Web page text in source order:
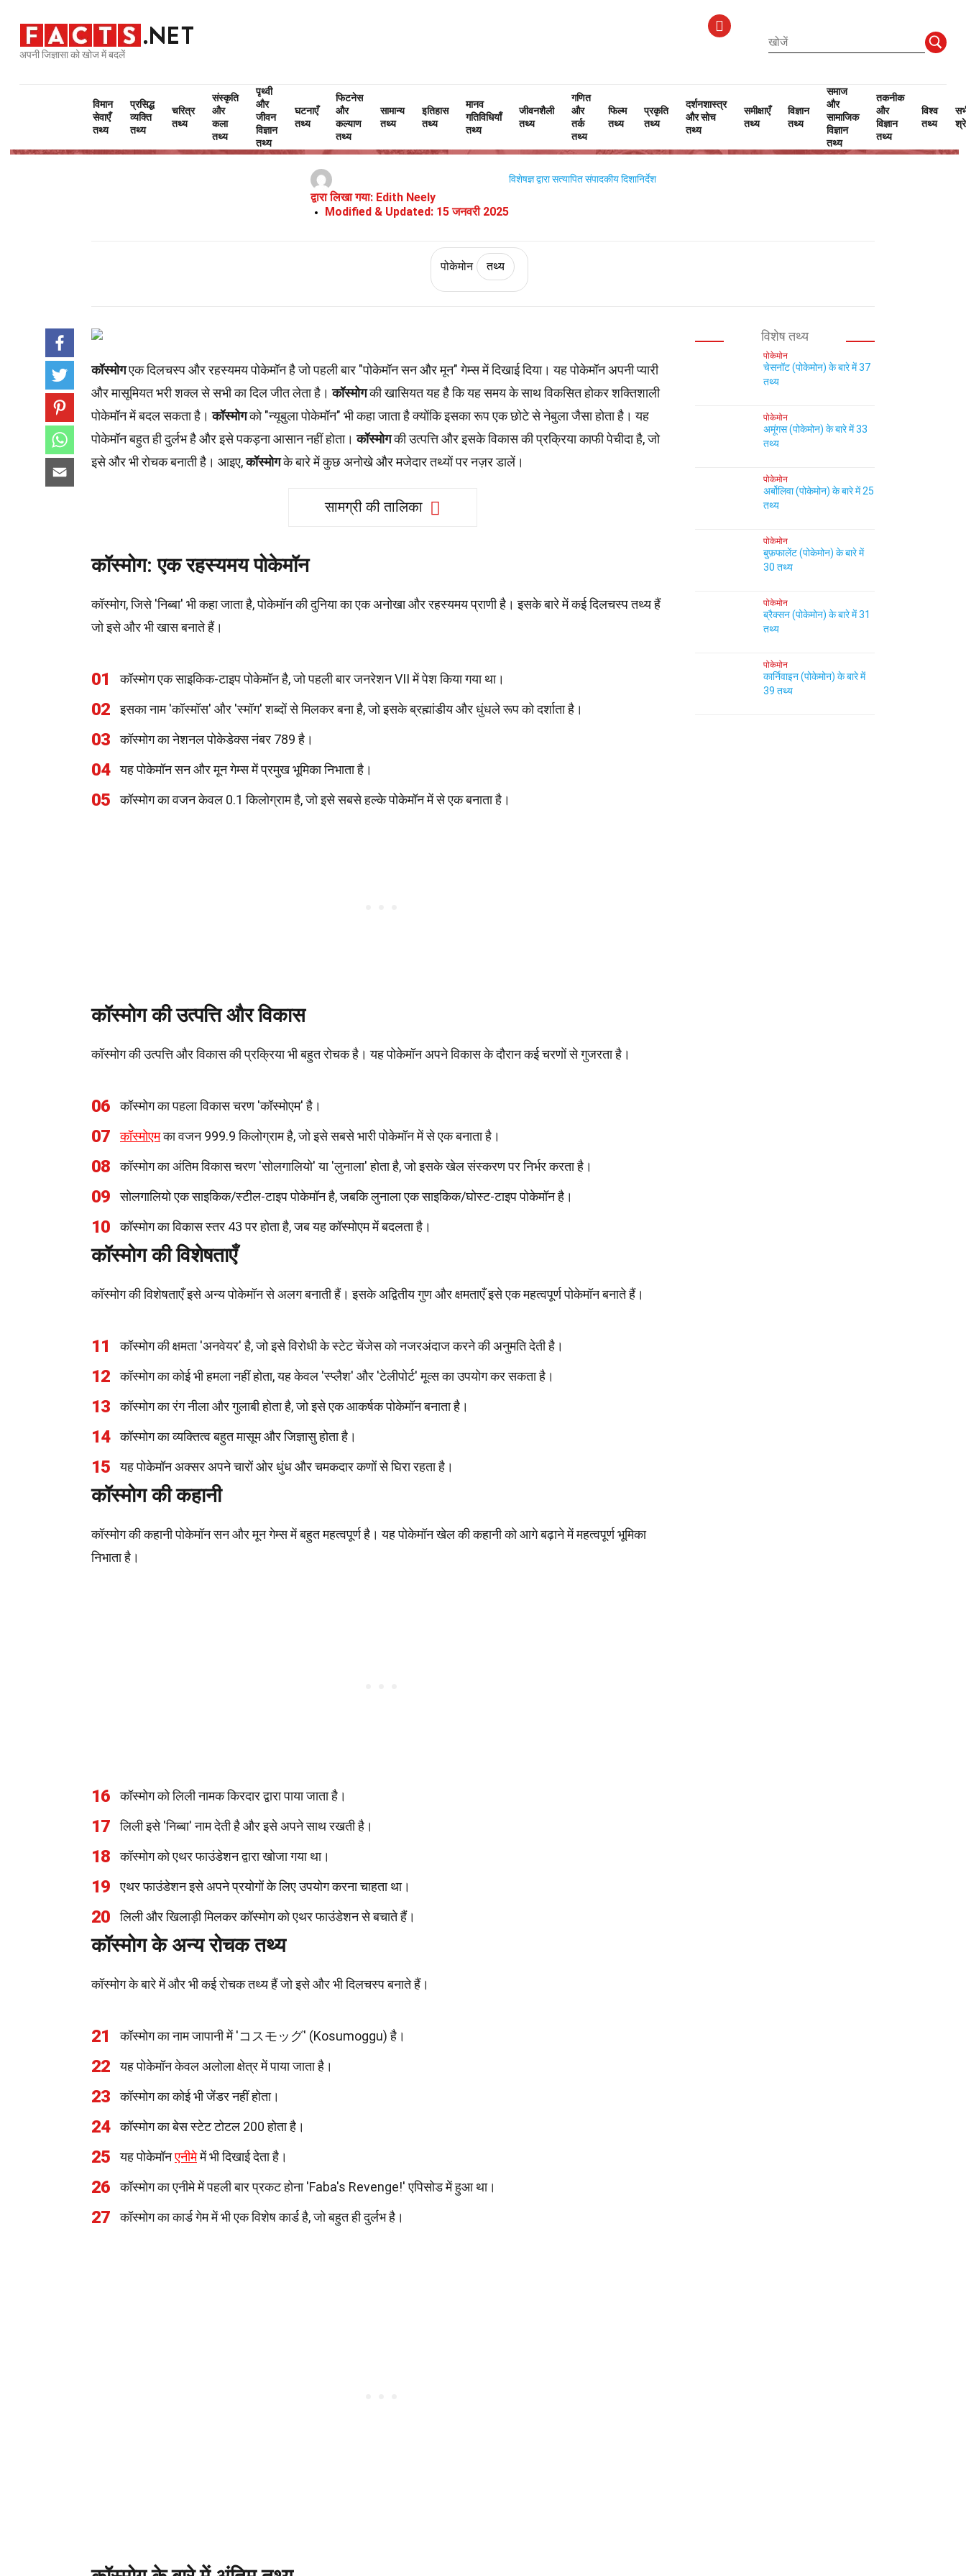
अपनी जिज्ञासा को खोज में बदलें
विमान
सेवाएँ
तथ्य
प्रसिद्ध
व्यक्ति
तथ्य
चरित्र
तथ्य
संस्कृति
और
कला
तथ्य
पृथ्वी
और
जीवन
विज्ञान
तथ्य
घटनाएँ
तथ्य
फिटनेस
और
कल्याण
तथ्य
सामान्य
तथ्य
इतिहास
तथ्य
मानव
गतिविधियाँ
तथ्य
जीवनशैली
तथ्य
गणित
और
तर्क
तथ्य
फिल्म
तथ्य
प्रकृति
तथ्य
दर्शनशास्त्र
और सोच
तथ्य
समीक्षाएँ
तथ्य
विज्ञान
तथ्य
समाज
और
सामाजिक
विज्ञान
तथ्य
तकनीक
और
विज्ञान
तथ्य
विश्व
तथ्य
कॉस्मोग (पोकेमॉन) के बारे में 27 तथ्य
द्वारा लिखा गया: Edith Neely
Modified & Updated: 15 जनवरी 2025
विशेषज्ञ द्वारा सत्यापित संपादकीय दिशानिर्देश
पोकेमोन तथ्य
कॉस्मोगएक दिलचस्प और रहस्यमय पोकेमॉन है जो पहली बार "पोकेमॉन सन और मून" गेम्स में दिखाई दिया। यह पोकेमॉन अपनी प्यारी
और मासूमियत भरी शक्ल से सभी का दिल जीत लेता है।कॉस्मोगकी खासियत यह है कि यह समय के साथ विकसित होकर शक्तिशाली
पोकेमॉन में बदल सकता है।कॉस्मोगको "न्यूबुला पोकेमॉन" भी कहा जाता है क्योंकि इसका रूप एक छोटे से नेबुला जैसा होता है। यह
पोकेमॉन बहुत ही दुर्लभ है और इसे पकड़ना आसान नहीं होता।कॉस्मोगकी उत्पत्ति और इसके विकास की प्रक्रिया काफी पेचीदा है, जो
इसे और भी रोचक बनाती है। आइए,कॉस्मोगके बारे में कुछ अनोखे और मजेदार तथ्यों पर नज़र डालें।
सामग्री की तालिका
कॉस्मोग: एक रहस्यमय पोकेमॉन
कॉस्मोग, जिसे 'निब्बा' भी कहा जाता है, पोकेमॉन की दुनिया का एक अनोखा और रहस्यमय प्राणी है। इसके बारे में कई दिलचस्प तथ्य हैं
जो इसे और भी खास बनाते हैं।
01 कॉस्मोग एक साइकिक-टाइप पोकेमॉन है, जो पहली बार जनरेशन VII में पेश किया गया था।
02 इसका नाम 'कॉस्मॉस' और 'स्मॉग' शब्दों से मिलकर बना है, जो इसके ब्रह्मांडीय और धुंधले रूप को दर्शाता है।
03 कॉस्मोग का नेशनल पोकेडेक्स नंबर 789 है।
04 यह पोकेमॉन सन और मून गेम्स में प्रमुख भूमिका निभाता है।
05 कॉस्मोग का वजन केवल 0.1 किलोग्राम है, जो इसे सबसे हल्के पोकेमॉन में से एक बनाता है।
कॉस्मोग की उत्पत्ति और विकास
कॉस्मोग की उत्पत्ति और विकास की प्रक्रिया भी बहुत रोचक है। यह पोकेमॉन अपने विकास के दौरान कई चरणों से गुजरता है।
06 कॉस्मोग का पहला विकास चरण 'कॉस्मोएम' है।
07 कॉस्मोएमका वजन 999.9 किलोग्राम है, जो इसे सबसे भारी पोकेमॉन में से एक बनाता है।
08 कॉस्मोग का अंतिम विकास चरण 'सोलगालियो' या 'लुनाला' होता है, जो इसके खेल संस्करण पर निर्भर करता है।
09 सोलगालियो एक साइकिक/स्टील-टाइप पोकेमॉन है, जबकि लुनाला एक साइकिक/घोस्ट-टाइप पोकेमॉन है।
10 कॉस्मोग का विकास स्तर 43 पर होता है, जब यह कॉस्मोएम में बदलता है।
कॉस्मोग की विशेषताएँ
कॉस्मोग की विशेषताएँ इसे अन्य पोकेमॉन से अलग बनाती हैं। इसके अद्वितीय गुण और क्षमताएँ इसे एक महत्वपूर्ण पोकेमॉन बनाते हैं।
11 कॉस्मोग की क्षमता 'अनवेयर' है, जो इसे विरोधी के स्टेट चेंजेस को नजरअंदाज करने की अनुमति देती है।
12 कॉस्मोग का कोई भी हमला नहीं होता, यह केवल 'स्प्लैश' और 'टेलीपोर्ट' मूव्स का उपयोग कर सकता है।
13 कॉस्मोग का रंग नीला और गुलाबी होता है, जो इसे एक आकर्षक पोकेमॉन बनाता है।
14 कॉस्मोग का व्यक्तित्व बहुत मासूम और जिज्ञासु होता है।
15 यह पोकेमॉन अक्सर अपने चारों ओर धुंध और चमकदार कणों से घिरा रहता है।
कॉस्मोग की कहानी
कॉस्मोग की कहानी पोकेमॉन सन और मून गेम्स में बहुत महत्वपूर्ण है। यह पोकेमॉन खेल की कहानी को आगे बढ़ाने में महत्वपूर्ण भूमिका
निभाता है।
16 कॉस्मोग को लिली नामक किरदार द्वारा पाया जाता है।
17 लिली इसे 'निब्बा' नाम देती है और इसे अपने साथ रखती है।
18 कॉस्मोग को एथर फाउंडेशन द्वारा खोजा गया था।
19 एथर फाउंडेशन इसे अपने प्रयोगों के लिए उपयोग करना चाहता था।
20 लिली और खिलाड़ी मिलकर कॉस्मोग को एथर फाउंडेशन से बचाते हैं।
कॉस्मोग के अन्य रोचक तथ्य
कॉस्मोग के बारे में और भी कई रोचक तथ्य हैं जो इसे और भी दिलचस्प बनाते हैं।
21 कॉस्मोग का नाम जापानी में 'コスモッグ' (Kosumoggu) है।
22 यह पोकेमॉन केवल अलोला क्षेत्र में पाया जाता है।
23 कॉस्मोग का कोई भी जेंडर नहीं होता।
24 कॉस्मोग का बेस स्टेट टोटल 200 होता है।
25 यह पोकेमॉनएनीमेमें भी दिखाई देता है।
26 कॉस्मोग का एनीमे में पहली बार प्रकट होना 'Faba's Revenge!' एपिसोड में हुआ था।
27 कॉस्मोग का कार्ड गेम में भी एक विशेष कार्ड है, जो बहुत ही दुर्लभ है।
विशेष तथ्य
पोकेमोन
चेसनॉट (पोकेमोन) के बारे में 37
तथ्य
पोकेमोन
अमूंगस (पोकेमोन) के बारे में 33
तथ्य
पोकेमोन
अर्बोलिवा (पोकेमोन) के बारे में 25
तथ्य
पोकेमोन
बुफ़फालेंट (पोकेमोन) के बारे में
30 तथ्य
पोकेमोन
ब्रैक्सन (पोकेमोन) के बारे में 31
तथ्य
पोकेमोन
कार्निवाइन (पोकेमोन) के बारे में
39 तथ्य